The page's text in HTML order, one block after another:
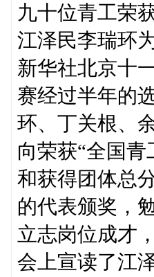
九十位青工荣
江泽民李瑞环
新华社北京十
赛经过半年的
环、丁关根、
向荣获“全国
和获得团体总
的代表颁奖，
立志岗位成才
会上宣读了江